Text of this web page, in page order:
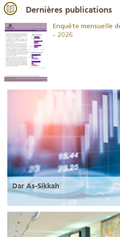
Dernières publications
Enquête mensuelle
- 2026
Dar As-Sikkah